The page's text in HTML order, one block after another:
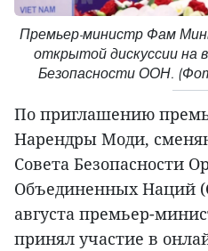
Премьер-министр Фам
открытой дискуссии на
Безопасности ООН.
По приглашению
Нарендры Моди,
Совета Безопасности
Объединенных Наций
августа премьер-
принял участие в